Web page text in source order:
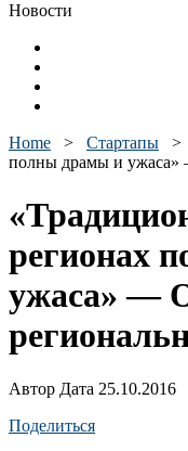
Новости
Home > Стартапы >
полны драмы и ужаса»
регионах
ужаса» —
Автор Дата 25.10.2016
Поделиться